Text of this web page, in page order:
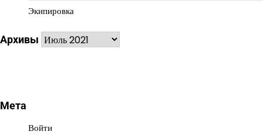
Экипировка
Архивы Архивы
Мета
Войти